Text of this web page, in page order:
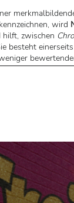
kennzeichnen, wird
zwischen
besteht
diesen
Art und Weise